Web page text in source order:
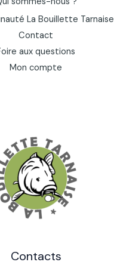
La Bouillette Tarnaise
Contact
aux questions
Mon compte
Contacts